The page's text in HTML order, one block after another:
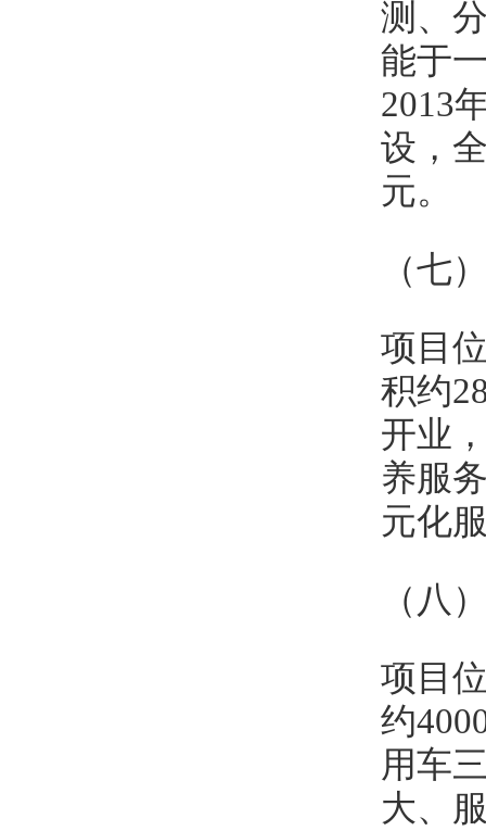
测、
能于
2013
设，
元。
（七
项目
积约
开业
养服
元化
（八
项目
约
用车
大、